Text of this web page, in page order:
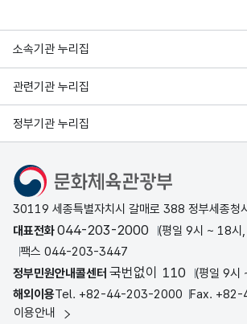
소속기관 누리집
관련기관 누리집
정부기관 누리집
문화체육관광부
30119 세종특별자치시 갈매로 388 정부세종청
대표전화044-203-2000
(평일 9시 ~ 18시,
팩스 044-203-3447
정부민원안내콜센터 국번없이 110
(평일 9시
해외이용Tel. +82-44-203-2000 Fax.
이용안내